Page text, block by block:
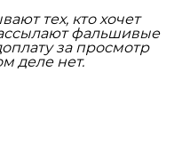
тех, кто хочет
фальшивые
за просмотр
деле нет.